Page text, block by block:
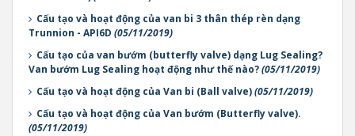
Cấu tạo và hoạt động của van bi 3 thân thép rèn dạng
Trunnion - API6D (05/11/2019)
Cấu tạo của van bướm (butterfly valve) dạng Lug Sealing?
Van bướm Lug Sealing hoạt động như thế nào?(05/11/2019)
Cấu tạo và hoạt động của Van bi (Ball valve)(05/11/2019)
Cấu tạo và hoạt động của Van bướm (Butterfly valve).
(05/11/2019)